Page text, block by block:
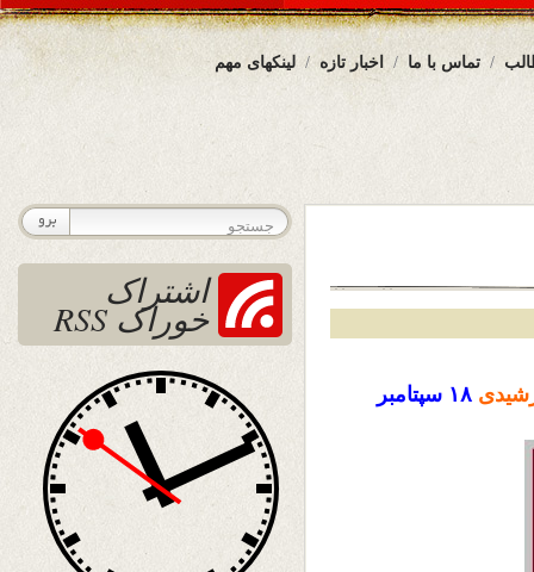
لینکهای مهم اخبار تازه تماس با ما
۱۸ سپتامبر
اشتراک
خوراک RSS